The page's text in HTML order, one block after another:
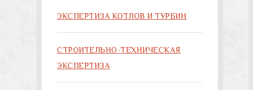
ЭКСПЕРТИЗА КОТЛОВ И ТУРБИН
СТРОИТЕЛЬНО-ТЕХНИЧЕСКАЯ
ЭКСПЕРТИЗА